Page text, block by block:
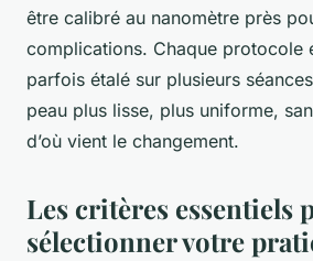
être calibré au nanomètre près
complications. Chaque protocole
parfois étalé sur plusieurs
peau plus lisse, plus uniforme,
d’où vient le changement.
Les critères essentiels
sélectionner votre